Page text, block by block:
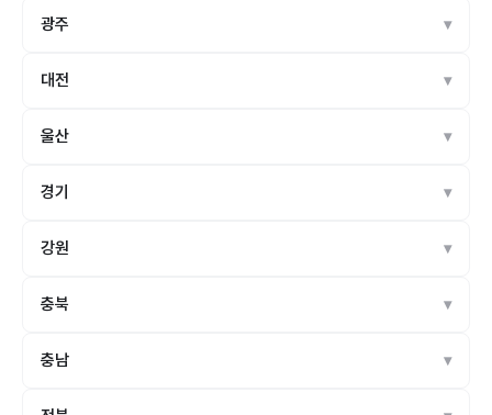
광주
대전
울산
경기
강원
충북
충남